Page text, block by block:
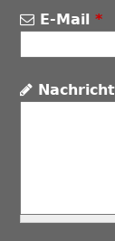
E-Mail*